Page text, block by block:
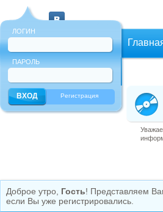
ЛОГИН
ПАРОЛЬ
Регистрация
Доброе утро, Гость! Представляем
если Вы уже регистрировались.